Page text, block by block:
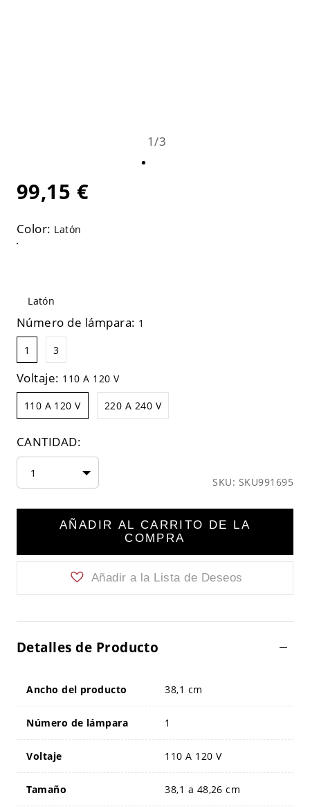
1/3
99,15 €
Color: Latón
Latón
Número de lámpara: 1
1 3
Voltaje: 110 A 120 V
110 A 120 V 220 A 240 V
CANTIDAD:
1
SKU: SKU991695
AÑADIR AL CARRITO DE LA
COMPRA
Añadir a la Lista de Deseos
Detalles de Producto
Ancho del producto 38,1 cm
Número de lámpara 1
Voltaje 110 A 120 V
Tamaño 38,1 a 48,26 cm